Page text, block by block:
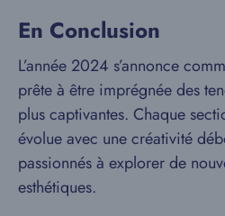
En Conclusion
L’année 2024 s’annonce
prête à être imprégnée des
plus captivantes. Chaque
évolue avec une créativité
passionnés à explorer de
esthétiques.